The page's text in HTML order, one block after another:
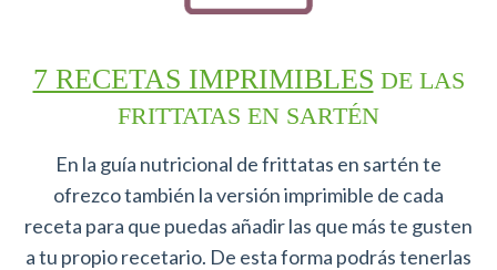
7 RECETAS IMPRIMIBLES DE LAS
FRITTATAS EN SARTÉN
En la guía nutricional de frittatas en sartén te
ofrezco también la versión imprimible de cada
receta para que puedas añadir las que más te gusten
a tu propio recetario. De esta forma podrás tenerlas